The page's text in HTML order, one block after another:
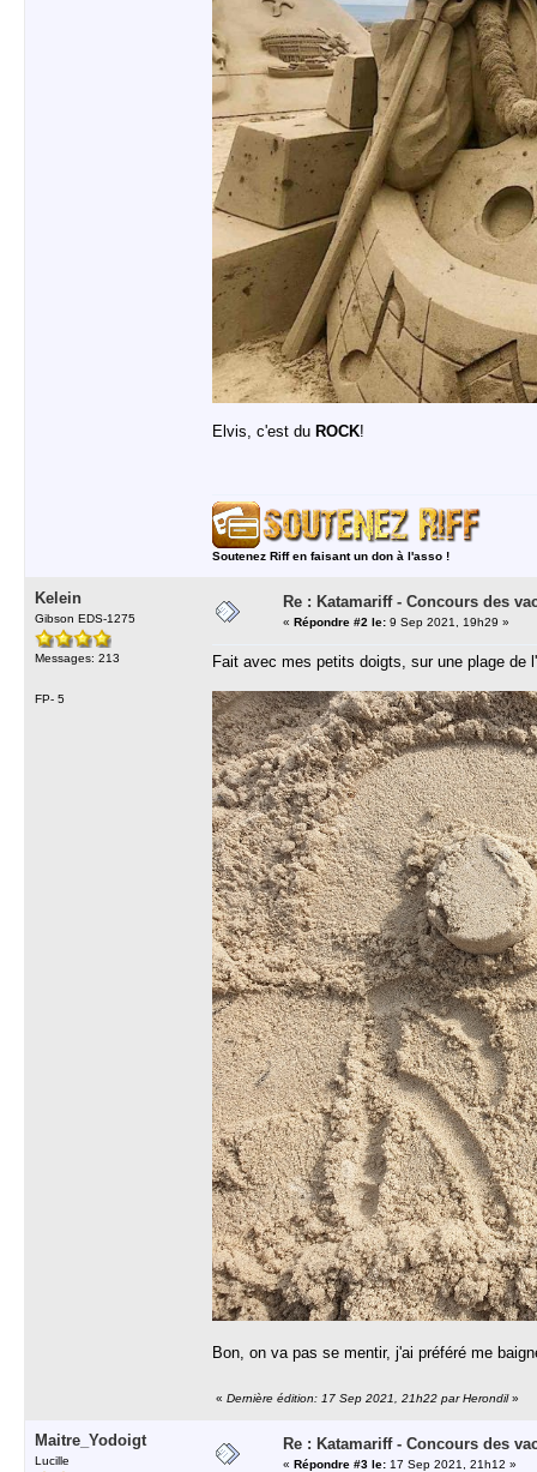
Elvis, c'est du ROCK!
Soutenez Riff en faisant un don à l'asso !
Kelein
Gibson EDS-1275
Messages: 213
FP- 5
Re : Katamariff - Concours des
« Répondre #2 le: 9 Sep 2021, 19h29 »
Fait avec mes petits doigts, sur une plage de
Bon, on va pas se mentir, j'ai préféré me
« Dernière édition: 17 Sep 2021, 21h22 par Herondil»
Maitre_Yodoigt
Lucille
Re : Katamariff - Concours des
« Répondre #3 le: 17 Sep 2021, 21h12 »